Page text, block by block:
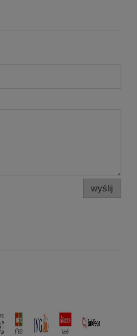
wyślij